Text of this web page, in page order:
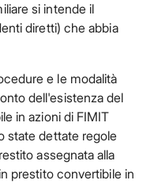
si intende il
diretti) che abbia
e le modalità
dell'esistenza del
in azioni di FIMIT
state dettate regole
assegnata alla
prestito convertibile in